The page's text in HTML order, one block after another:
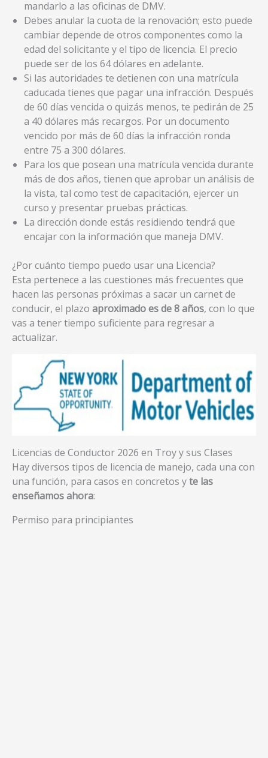
mandarlo a las oficinas de DMV.
Debes anular la cuota de la renovación; esto puede
cambiar depende de otros componentes como la
edad del solicitante y el tipo de licencia. El precio
puede ser de los 64 dólares en adelante.
Si las autoridades te detienen con una matrícula
caducada tienes que pagar una infracción. Después
de 60 días vencida o quizás menos, te pedirán de 25
a 40 dólares más recargos. Por un documento
vencido por más de 60 días la infracción ronda
entre 75 a 300 dólares.
Para los que posean una matrícula vencida durante
más de dos años, tienen que aprobar un análisis de
la vista, tal como test de capacitación, ejercer un
curso y presentar pruebas prácticas.
La dirección donde estás residiendo tendrá que
encajar con la información que maneja DMV.
¿Por cuánto tiempo puedo usar una Licencia?
Esta pertenece a las cuestiones más frecuentes que
hacen las personas próximas a sacar un carnet de
conducir, el plazo aproximado es de 8 años, con lo que
vas a tener tiempo suficiente para regresar a
actualizar.
Licencias de Conductor 2026 en Troy y sus Clases
Hay diversos tipos de licencia de manejo, cada una con
una función, para casos en concretos yte las
enseñamos ahora:
Permiso para principiantes